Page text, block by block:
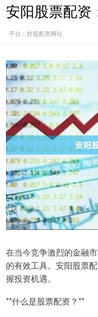
安阳股票配资
平台：炒股配资网站
在当今竞争激烈的金融
的有效工具。安阳股票
握投资机遇。
**什么是股票配资？**